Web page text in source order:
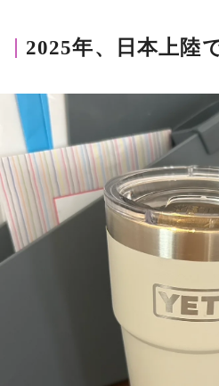
FOLLOW US
MAGAZINE
SPUR 2026 JULY
2026年9月号
2025年、日本上陸